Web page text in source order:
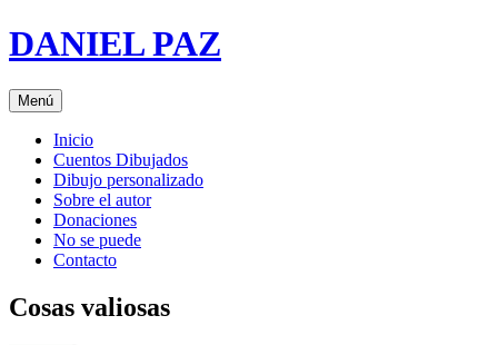
Saltar
al
DANIEL PAZ
Menú
Inicio
Cuentos Dibujados
Dibujo personalizado
Sobre el autor
Donaciones
No se puede
Contacto
Cosas valiosas